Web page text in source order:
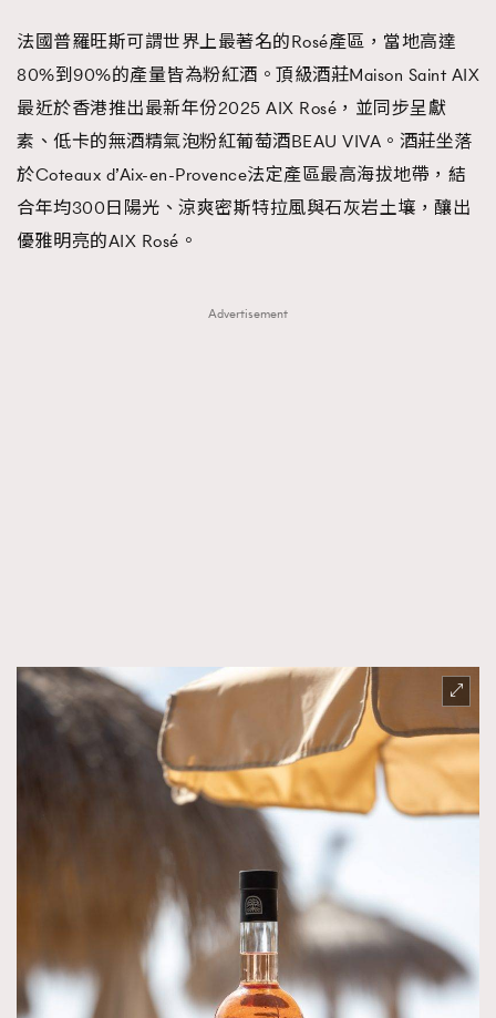
法國普羅旺斯可謂世界上最著名的Rosé產區，當地高達
80%到90%的產量皆為粉紅酒。頂級酒莊Maison Saint AIX
最近於香港推出最新年份2025 AIX Rosé，並同步呈獻
素、低卡的無酒精氣泡粉紅葡萄酒BEAU VIVA。酒莊坐落
於Coteaux d’Aix-en-Provence法定產區最高海拔地帶，結
合年均300日陽光、涼爽密斯特拉風與石灰岩土壤，釀出
優雅明亮的AIX Rosé。
Advertisement